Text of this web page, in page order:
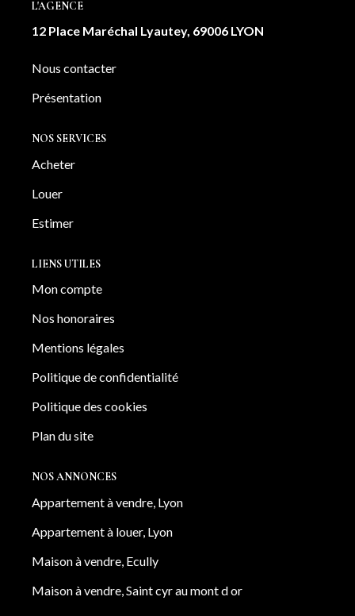
Nos partenaires
L'AGENCE
12 Place Maréchal Lyautey, 69006 LYON
Nous contacter
Présentation
NOS SERVICES
Acheter
Louer
Estimer
LIENS UTILES
Mon compte
Nos honoraires
Mentions légales
Politique de confidentialité
Politique des cookies
Plan du site
NOS ANNONCES
Appartement à vendre, Lyon
Appartement à louer, Lyon
Maison à vendre, Ecully
Maison à vendre, Saint cyr au mont d or